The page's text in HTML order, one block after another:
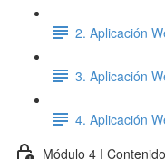
2. Aplicación
3. Aplicación
4. Aplicación
Módulo 4 |